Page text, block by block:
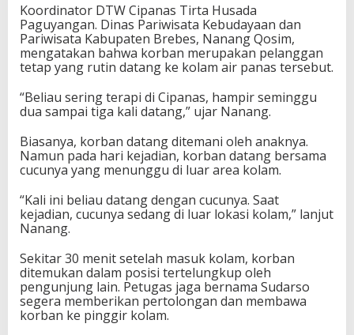
Koordinator DTW Cipanas Tirta Husada
Paguyangan. Dinas Pariwisata Kebudayaan dan
Pariwisata Kabupaten Brebes, Nanang Qosim,
mengatakan bahwa korban merupakan pelanggan
tetap yang rutin datang ke kolam air panas tersebut.
“Beliau sering terapi di Cipanas, hampir seminggu
dua sampai tiga kali datang,” ujar Nanang.
Biasanya, korban datang ditemani oleh anaknya.
Namun pada hari kejadian, korban datang bersama
cucunya yang menunggu di luar area kolam.
“Kali ini beliau datang dengan cucunya. Saat
kejadian, cucunya sedang di luar lokasi kolam,” lanjut
Nanang.
Sekitar 30 menit setelah masuk kolam, korban
ditemukan dalam posisi tertelungkup oleh
pengunjung lain. Petugas jaga bernama Sudarso
segera memberikan pertolongan dan membawa
korban ke pinggir kolam.